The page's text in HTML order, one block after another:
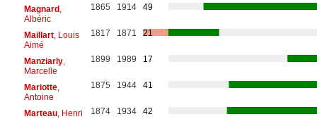
Magnard,
Albéric
1865 1914 49
Maillart, Louis
Aimé
1817 1871 21
Manziarly,
Marcelle
1899 1989 17
Mariotte,
Antoine
1875 1944 41
Marteau, Henri 1874 1934
42